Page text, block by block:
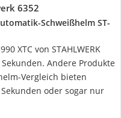
6352
Schweißhelm ST-
XTC von STAHLWERK
Andere Produkte
Vergleich bieten
oder sogar nur